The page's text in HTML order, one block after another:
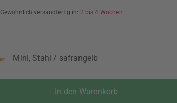
Gewöhnlich versandfertig in: 2 bis 4 Wochen
Mini, Stahl / safrangelb
In den Warenkorb